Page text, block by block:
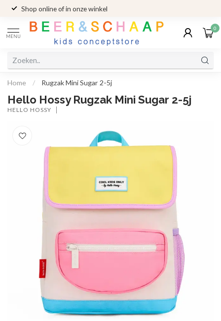
Shop online of in onze winkel
MENU
0
Home / Rugzak Mini Sugar 2-5j
Hello Hossy Rugzak Mini Sugar 2-5j
HELLO HOSSY